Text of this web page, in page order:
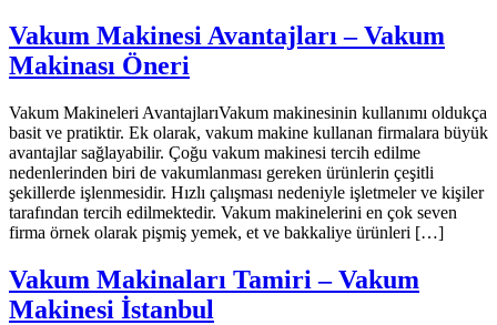
Vakum Makinesi Avantajları – Vakum
Makinası Öneri
Vakum Makineleri AvantajlarıVakum makinesinin kullanımı oldukça
basit ve pratiktir. Ek olarak, vakum makine kullanan firmalara büyük
avantajlar sağlayabilir. Çoğu vakum makinesi tercih edilme
nedenlerinden biri de vakumlanması gereken ürünlerin çeşitli
şekillerde işlenmesidir. Hızlı çalışması nedeniyle işletmeler ve kişiler
tarafından tercih edilmektedir. Vakum makinelerini en çok seven
firma örnek olarak pişmiş yemek, et ve bakkaliye ürünleri […]
Vakum Makinaları Tamiri – Vakum
Makinesi İstanbul